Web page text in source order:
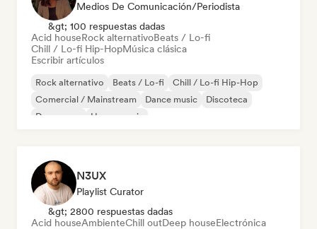
Medios De Comunicación/Periodista
&gt; 100 respuestas dadas
Acid houseRock alternativoBeats / Lo-fi
Chill / Lo-fi Hip-HopMúsica clásica
Escribir artículos
Rock alternativo Beats / Lo-fi
Chill / Lo-fi Hip-Hop
Comercial / Mainstream
Dance music
Discoteca
Dream pop
House music
N3UX
Playlist Curator
&gt; 2800 respuestas dadas
Acid houseAmbienteChill outDeep houseElectrónica